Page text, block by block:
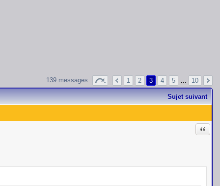
139 messages 1 2 3 4 5 … 10
Sujet suivant